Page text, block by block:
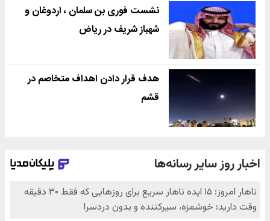
نشست فوری بن سلمان ، اردوغان و
شهباز شریف در ریاض
هدف قرار دادن اهداف متخاصم در
قشم